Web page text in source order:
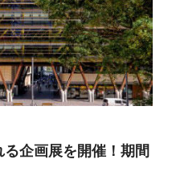
企画展を開催！期間